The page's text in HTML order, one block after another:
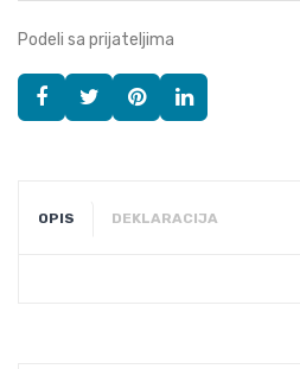
Podeli sa prijateljima
OPIS DEKLARACIJA